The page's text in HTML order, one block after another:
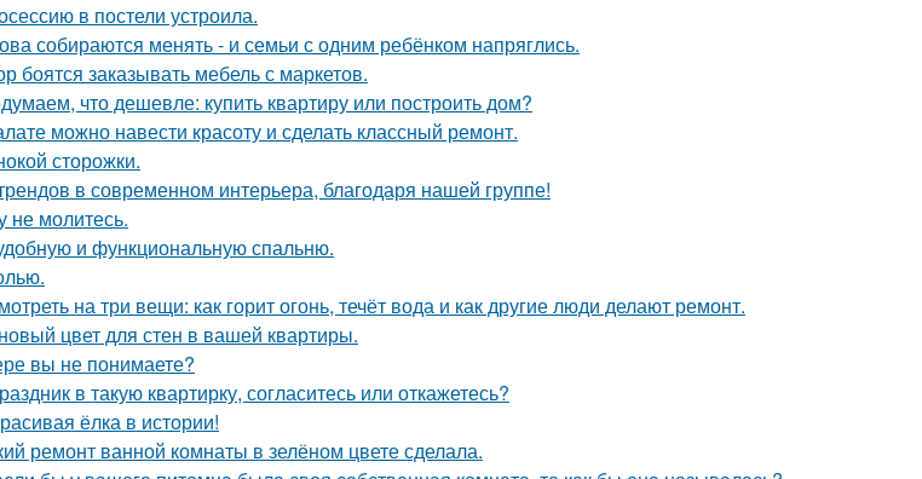
в постели устроила.
собираются менять - и семьи с одним ребёнком напряглись.
боятся заказывать мебель с маркетов.
что дешевле: купить квартиру или построить дом?
можно навести красоту и сделать классный ремонт.
сторожки.
в современном интерьера, благодаря нашей группе!
не молитесь.
и функциональную спальню.
на три вещи: как горит огонь, течёт вода и как другие люди делают ремонт.
цвет для стен в вашей квартиры.
вы не понимаете?
в такую квартирку, согласитесь или откажетесь?
ёлка в истории!
ремонт ванной комнаты в зелёном цвете сделала.